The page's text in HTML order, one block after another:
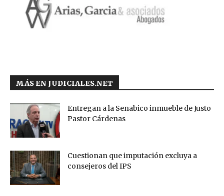
MÁS EN JUDICIALES.NET
Entregan a la Senabico inmueble de Justo
Pastor Cárdenas
Cuestionan que imputación excluya a
consejeros del IPS